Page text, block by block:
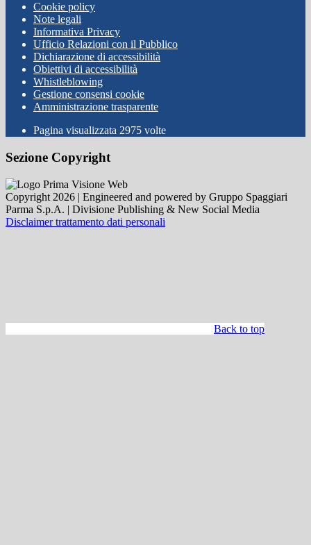
Cookie policy
Note legali
Informativa Privacy
Ufficio Relazioni con il Pubblico
Dichiarazione di accessibilità
Obiettivi di accessibilità
Whistleblowing
Gestione consensi cookie
Amministrazione trasparente
Pagina visualizzata 2975 volte
Sezione Copyright
Copyright 2026 | Engineered and powered by Gruppo Spaggiari
Parma S.p.A. | Divisione Publishing & New Social Media
Disclaimer trattamento dati personali
Back to top